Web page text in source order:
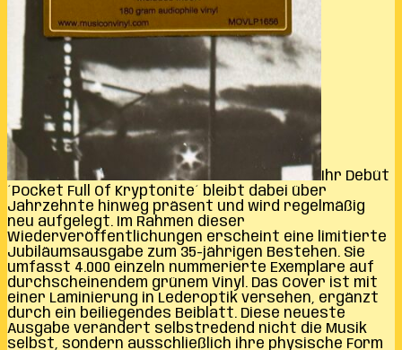
Ihr Debüt
´Pocket Full Of Kryptonite´ bleibt dabei über
Jahrzehnte hinweg präsent und wird regelmäßig
neu aufgelegt. Im Rahmen dieser
Wiederveröffentlichungen erscheint eine limitierte
Jubiläumsausgabe zum 35-jährigen Bestehen. Sie
umfasst 4.000 einzeln nummerierte Exemplare auf
durchscheinendem grünem Vinyl. Das Cover ist mit
einer Laminierung in Lederoptik versehen, ergänzt
durch ein beiliegendes Beiblatt. Diese neueste
Ausgabe verändert selbstredend nicht die Musik
selbst, sondern ausschließlich ihre physische Form